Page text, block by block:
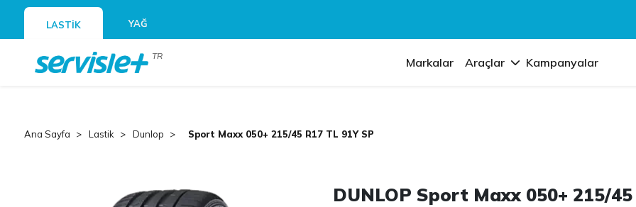
LASTİK YAĞ
TR Markalar Araçlar Kampanyalar
Ana Sayfa Lastik Dunlop Sport Maxx 050+ 215/45 R17 TL 91Y SP
DUNLOP Sport Maxx 050+ 215/45